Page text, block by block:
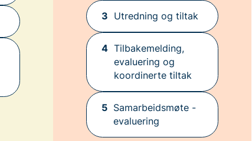
3 Utredning og tiltak
4 Tilbakemelding,
evaluering og
koordinerte tiltak
5 Samarbeidsmøte -
evaluering